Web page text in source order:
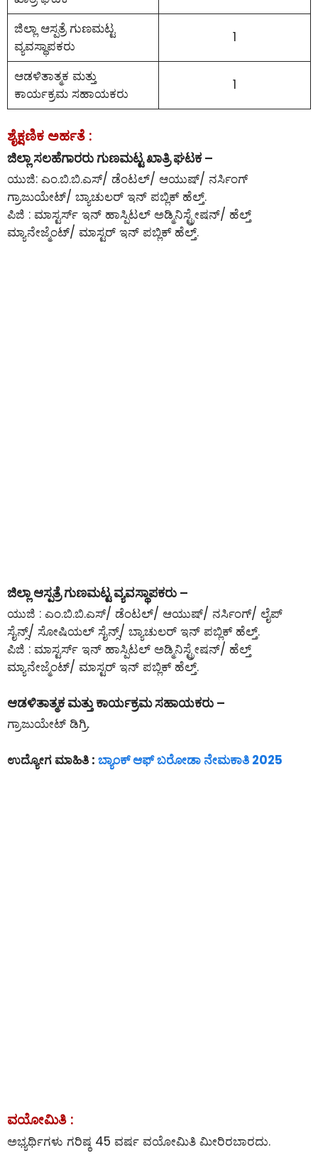
ಜಿಲ್ಲಾ ಆಸ್ಪತ್ರೆ ಗುಣಮಟ್ಟ
ವ್ಯವಸ್ಥಾಪಕರು
1
ಆಡಳಿತಾತ್ಮಕ ಮತ್ತು
ಕಾರ್ಯಕ್ರಮ ಸಹಾಯಕರು
1
ಶೈಕ್ಷಣಿಕ ಅರ್ಹತೆ :
ಜಿಲ್ಲಾ ಸಲಹೆಗಾರರು ಗುಣಮಟ್ಟ ಖಾತ್ರಿ ಘಟಕ –
ಯುಜಿ: ಎಂ.ಬಿ.ಬಿ.ಎಸ್/ ಡೆಂಟಲ್/ ಆಯುಷ್/ ನರ್ಸಿಂಗ್
ಗ್ರಾಜುಯೇಟ್/ ಬ್ಯಾಚುಲರ್ ಇನ್ ಪಬ್ಲಿಕ್ ಹೆಲ್ತ್.
ಪಿಜಿ : ಮಾಸ್ಟರ್ಸ್ ಇನ್ ಹಾಸ್ಪಿಟಲ್ ಅಡ್ಮಿನಿಸ್ಟ್ರೇಷನ್/ ಹೆಲ್ತ್
ಮ್ಯಾನೇಜ್ಮೆಂಟ್/ ಮಾಸ್ಟರ್ ಇನ್ ಪಬ್ಲಿಕ್ ಹೆಲ್ತ್.
ಜಿಲ್ಲಾ ಆಸ್ಪತ್ರೆ ಗುಣಮಟ್ಟ ವ್ಯವಸ್ಥಾಪಕರು –
ಯುಜಿ : ಎಂ.ಬಿ.ಬಿ.ಎಸ್/ ಡೆಂಟಲ್/ ಆಯುಷ್/ ನರ್ಸಿಂಗ್/ ಲೈಪ್
ಸೈನ್ಸ್/ ಸೋಷಿಯಲ್ ಸೈನ್ಸ್/ ಬ್ಯಾಚುಲರ್ ಇನ್ ಪಬ್ಲಿಕ್ ಹೆಲ್ತ್.
ಪಿಜಿ : ಮಾಸ್ಟರ್ಸ್ ಇನ್ ಹಾಸ್ಪಿಟಲ್ ಅಡ್ಮಿನಿಸ್ಟ್ರೇಷನ್/ ಹೆಲ್ತ್
ಮ್ಯಾನೇಜ್ಮೆಂಟ್/ ಮಾಸ್ಟರ್ ಇನ್ ಪಬ್ಲಿಕ್ ಹೆಲ್ತ್.
ಆಡಳಿತಾತ್ಮಕ ಮತ್ತು ಕಾರ್ಯಕ್ರಮ ಸಹಾಯಕರು –
ಗ್ರಾಜುಯೇಟ್ ಡಿಗ್ರಿ.
ಉದ್ಯೋಗ ಮಾಹಿತಿ : ಬ್ಯಾಂಕ್ ಆಫ್ ಬರೋಡಾ ನೇಮಕಾತಿ 2025
ವಯೋಮಿತಿ :
ಅಭ್ಯರ್ಥಿಗಳು ಗರಿಷ್ಠ 45 ವರ್ಷ ವಯೋಮಿತಿ ಮೀರಿರಬಾರದು.